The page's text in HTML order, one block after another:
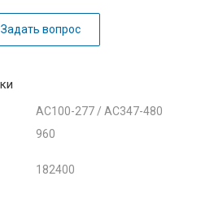
Задать вопрос
AC100-277 / AC347-480
960
182400